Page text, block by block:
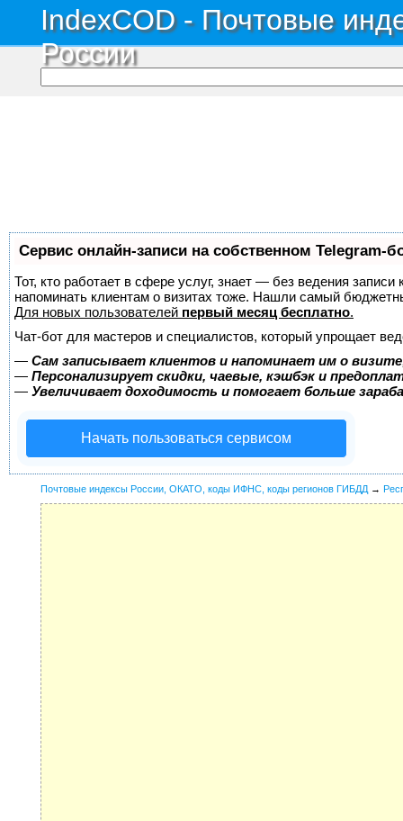
IndexCOD - Почтовые
России
Сервис онлайн-записи на собственном Telegram-
Тот, кто работает в сфере услуг, знает — без ведения
напоминать клиентам о визитах тоже. Нашли самый
Для новых пользователей первый месяц бесплатно.
Чат-бот для мастеров и специалистов, который упрощает
— Сам записывает клиентов и напоминает им о
— Персонализирует скидки, чаевые, кэшбэк и
— Увеличивает доходимость и помогает больше
Начать пользоваться сервисом
Почтовые индексы России, ОКАТО, коды ИФНС, коды регионов ГИБДД →